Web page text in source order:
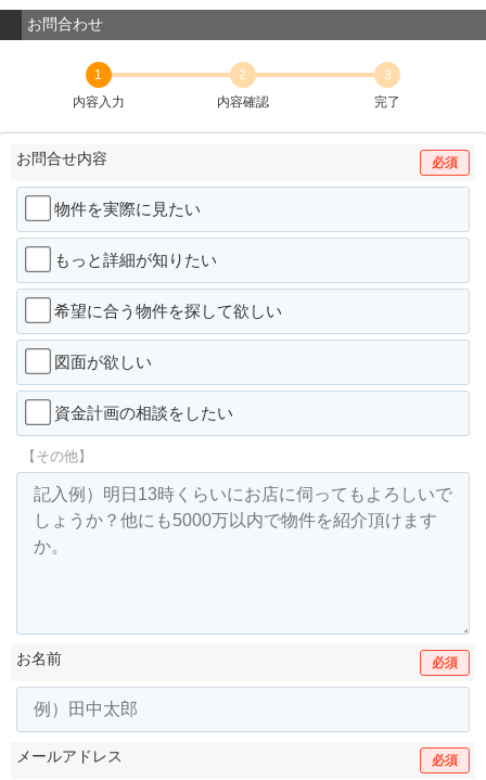
お問合わせ
1
内容入力
2
内容確認
3
完了
お問合せ内容 必須
物件を実際に見たい
もっと詳細が知りたい
希望に合う物件を探して欲しい
図面が欲しい
資金計画の相談をしたい
【その他】
お名前 必須
メールアドレス 必須